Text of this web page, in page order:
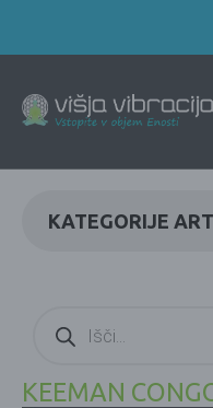
KATEGORIJE
search
KEEMAN